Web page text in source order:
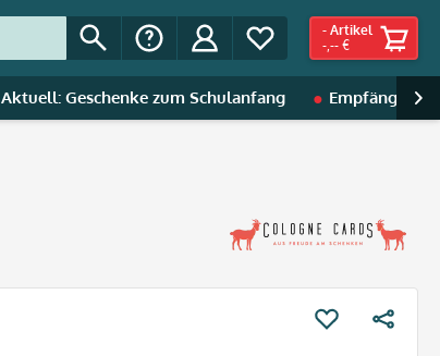
- Artikel
-,-- €
Aktuell: Geschenke zum Schulanfang Empfänger |
